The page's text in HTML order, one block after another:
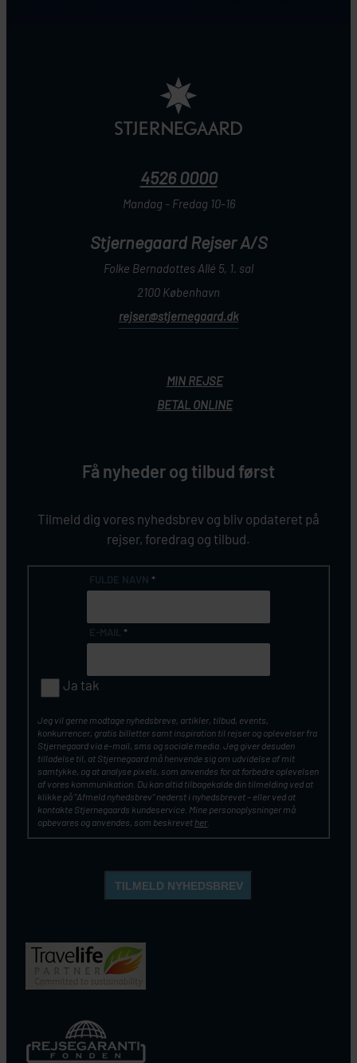
4526 0000
Mandag - Fredag 10-16
Stjernegaard Rejser A/S
Folke Bernadottes Allé 5, 1. sal
2100 København
rejser@stjernegaard.dk
MIN REJSE
BETAL ONLINE
Få nyheder og tilbud først
Tilmeld dig vores nyhedsbrev og bliv opdateret på
rejser, foredrag og tilbud.
*
*
Ja tak
Jeg vil gerne modtage nyhedsbreve, artikler, tilbud, events,
konkurrencer, gratis billetter samt inspiration til rejser og oplevelser fra
Stjernegaard via e-mail, sms og sociale media. Jeg giver desuden
tilladelse til, at Stjernegaard må henvende sig om udvidelse af mit
samtykke, og at analyse pixels, som anvendes for at forbedre oplevelsen
af vores kommunikation. Du kan altid tilbagekalde din tilmelding ved at
klikke på ”Afmeld nyhedsbrev” nederst i nyhedsbrevet – eller ved at
kontakte Stjernegaards kundeservice. Mine personoplysninger må
opbevares og anvendes, som beskrevet her